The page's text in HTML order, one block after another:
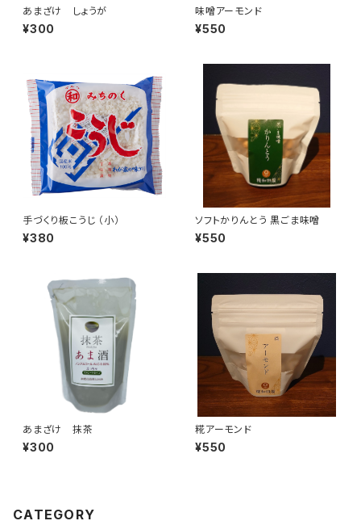
あまざけ しょうが
¥300
味噌アーモンド
¥550
手づくり板こうじ （小）
¥380
ソフトかりんとう 黒ごま味噌
¥550
あまざけ 抹茶
¥300
糀アーモンド
¥550
CATEGORY